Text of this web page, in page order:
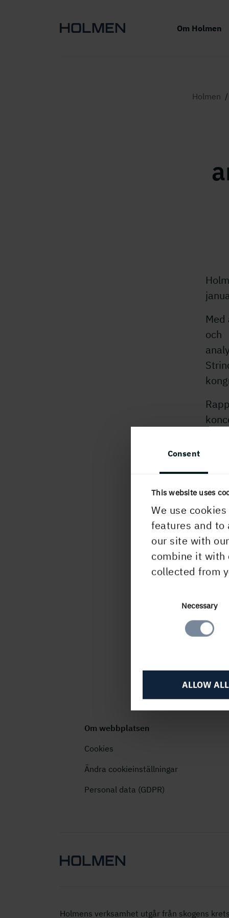
Consent
This website uses
We use
features and to
our site with
combine it with
collected from
Necessary
ALLOW ALL
Om Holmen
Holmen /
och
Om webbplatsen
Cookies
Ändra cookieinställningar
Personal data (GDPR)
Holmens verksamhet utgår från skogens